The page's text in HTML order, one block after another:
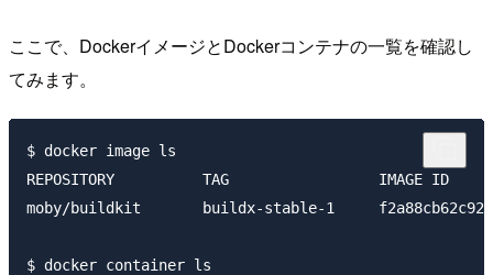
ここで、DockerイメージとDockerコンテナの一覧を確認し
てみます。
$ docker image ls
REPOSITORY          TAG                 IMAGE ID
moby/buildkit       buildx-stable-1
$ docker container ls